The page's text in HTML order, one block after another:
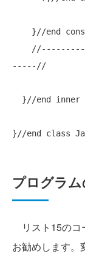
    }
//end
-----//
  }
//end inner
}//end class
プログラ
リスト15のコ
お勧めします。